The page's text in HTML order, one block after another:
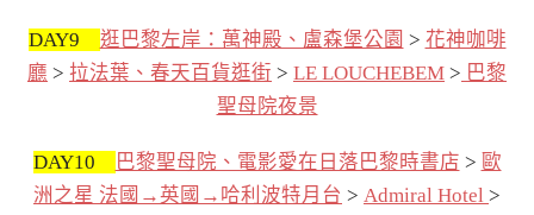
DAY9 逛巴黎左岸：萬神殿、盧森堡公園 > 花神咖啡
廳 > 拉法葉、春天百貨逛街 > LE LOUCHEBEM > 巴黎
聖母院夜景
DAY10 巴黎聖母院、電影愛在日落巴黎時書店 > 歐
洲之星 法國→英國→哈利波特月台 > Admiral Hotel >